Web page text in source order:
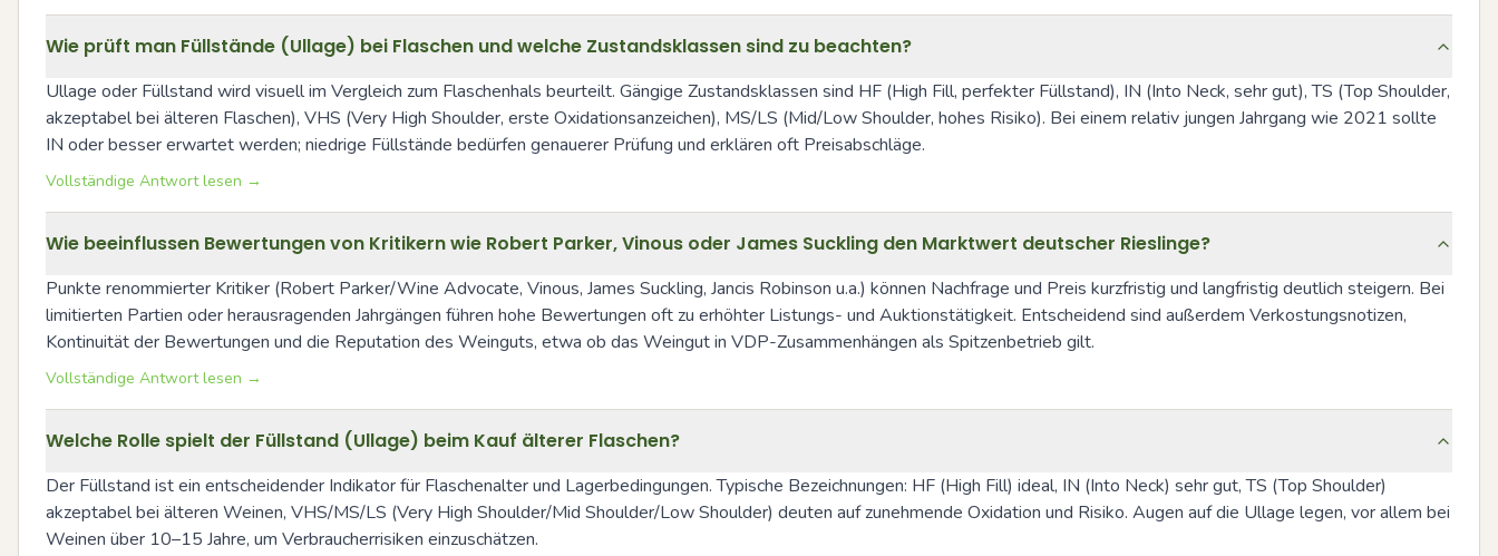
Wie prüft man Füllstände (Ullage) bei Flaschen und welche Zustandsklassen sind zu beachten?
Ullage oder Füllstand wird visuell im Vergleich zum Flaschenhals beurteilt. Gängige Zustandsklassen sind HF (High Fill, perfekter Füllstand), IN (Into Neck, sehr gut), TS (Top Shoulder,
akzeptabel bei älteren Flaschen), VHS (Very High Shoulder, erste Oxidationsanzeichen), MS/LS (Mid/Low Shoulder, hohes Risiko). Bei einem relativ jungen Jahrgang wie 2021 sollte
IN oder besser erwartet werden; niedrige Füllstände bedürfen genauerer Prüfung und erklären oft Preisabschläge.
Vollständige Antwort lesen →
Wie beeinflussen Bewertungen von Kritikern wie Robert Parker, Vinous oder James Suckling den Marktwert deutscher Rieslinge?
Punkte renommierter Kritiker (Robert Parker/Wine Advocate, Vinous, James Suckling, Jancis Robinson u.a.) können Nachfrage und Preis kurzfristig und langfristig deutlich steigern. Bei
limitierten Partien oder herausragenden Jahrgängen führen hohe Bewertungen oft zu erhöhter Listungs- und Auktionstätigkeit. Entscheidend sind außerdem Verkostungsnotizen,
Kontinuität der Bewertungen und die Reputation des Weinguts, etwa ob das Weingut in VDP-Zusammenhängen als Spitzenbetrieb gilt.
Vollständige Antwort lesen →
Welche Rolle spielt der Füllstand (Ullage) beim Kauf älterer Flaschen?
Der Füllstand ist ein entscheidender Indikator für Flaschenalter und Lagerbedingungen. Typische Bezeichnungen: HF (High Fill) ideal, IN (Into Neck) sehr gut, TS (Top Shoulder)
akzeptabel bei älteren Weinen, VHS/MS/LS (Very High Shoulder/Mid Shoulder/Low Shoulder) deuten auf zunehmende Oxidation und Risiko. Augen auf die Ullage legen, vor allem bei
Weinen über 10–15 Jahre, um Verbraucherrisiken einzuschätzen.